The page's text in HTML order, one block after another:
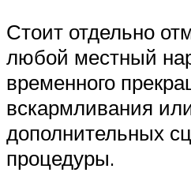
Стоит отдельно
любой местный
временного
вскармливания
дополнительных
процедуры.